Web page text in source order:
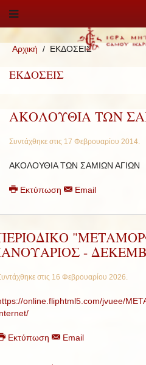
Αρχική ΕΚΔΟΣΕΙΣ
ΕΚΔΟΣΕΙΣ
ΑΚΟΛΟΥΘΙΑ ΤΩΝ
Συντάχθηκε στις 17 Φεβρουαρίου 2014.
ΑΚΟΛΟΥΘΙΑ ΤΩΝ ΣΑΜΙΩΝ ΑΓΙΩΝ
Εκτύπωση Email
-
στις 16 Φεβρουαρίου 2026.
online.fliphtml5.com/jvuee/
Εκτύπωση Email